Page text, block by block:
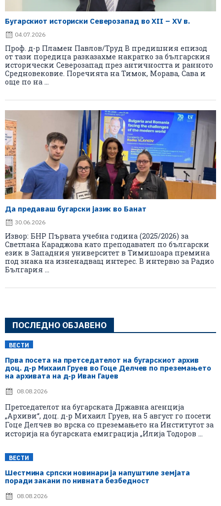
Бугарскиот историски Северозапад во XII – XV в.
04.07.2026
Проф. д-р Пламен Павлов/Труд В предишния епизод
от тази поредица разказахме накратко за българския
исторически Северозапад през античността и ранното
Средновековие. Поречията на Тимок, Морава, Сава и
още по на ...
Да предаваш бугарски јазик во Банат
30.06.2026
Извор: БНР Първата учебна година (2025/2026) за
Светлана Караджова като преподавател по български
език в Западния университет в Тимишоара премина
под знака на изненадващ интерес. В интервю за Радио
България ...
ПОСЛЕДНО ОБЈАВЕНО
ВЕСТИ
Прва посета на претседателот на бугарскиот архив
доц. д-р Михаил Груев во Гоце Делчев по преземањето
на архивата на д-р Иван Гаџев
08.08.2026
Претседателот на бугарската Државна агенција
„Архиви“, доц. д-р Михаил Груев, на 5 август го посети
Гоце Делчев во врска со преземањето на Институтот за
историја на бугарската емиграција „Илија Тодоров ...
ВЕСТИ
Шестмина српски новинари ја напуштиле земјата
поради закани по нивната безбедност
08.08.2026